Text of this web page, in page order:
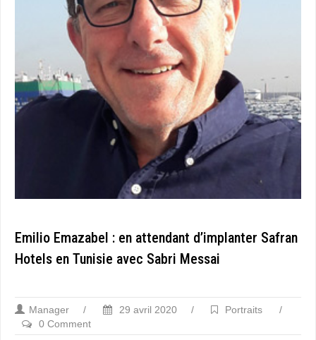
Emilio Emazabel : en attendant d’implanter Safran
Hotels en Tunisie avec Sabri Messai
Manager / 29 avril 2020 / Portraits
/
0 Comment